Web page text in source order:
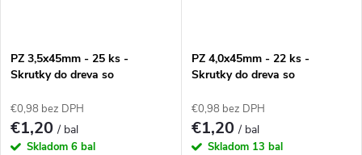
PZ 3,5x45mm - 25 ks -
Skrutky do dreva so
€0,98 bez DPH
€1,20/ bal
Skladom 6 bal
PZ 4,0x45mm - 22 ks -
Skrutky do dreva so
€0,98 bez DPH
€1,20/ bal
Skladom 13 bal